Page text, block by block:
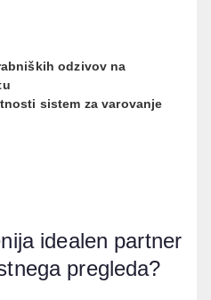
odzivov na
sistem za varovanje
idealen partner
pregleda?